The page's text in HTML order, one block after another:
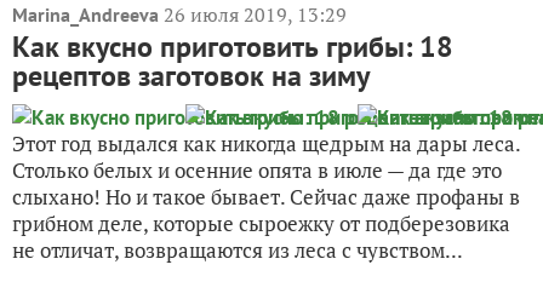
Marina_Andreeva 26 июля 2019, 13:29
Как вкусно приготовить грибы: 18
рецептов заготовок на зиму
Этот год выдался как никогда щедрым на дары леса.
Столько белых и осенние опята в июле — да где это
слыхано! Но и такое бывает. Сейчас даже профаны в
грибном деле, которые сыроежку от подберезовика
не отличат, возвращаются из леса с чувством...